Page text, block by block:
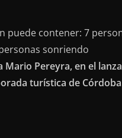
Mario Pereyra, en el
turística de